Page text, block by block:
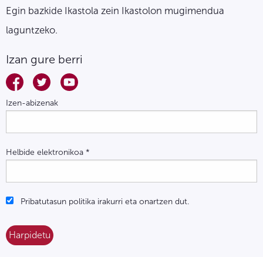
Egin bazkide Ikastola zein Ikastolon mugimendua
laguntzeko.
Izan gure berri
Izen-abizenak
Helbide elektronikoa *
Pribatutasun politika irakurri eta onartzen dut.